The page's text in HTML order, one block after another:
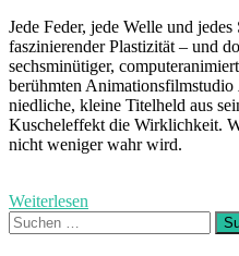
Jede Feder, jede Welle und
faszinierender Plastizität – und
sechsminütiger,
berühmten Animationsfilmstudio
niedliche, kleine Titelheld aus
Kuscheleffekt die Wirklichkeit.
nicht weniger wahr wird.
Weiterlesen
Suchen
nach: